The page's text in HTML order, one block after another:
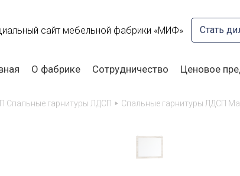
сайт мебельной фабрики «МИФ» Стать
О фабрике Сотрудничество Ценовое
Спальные гарнитуры ЛДСП Спальные гарнитуры ЛДСП